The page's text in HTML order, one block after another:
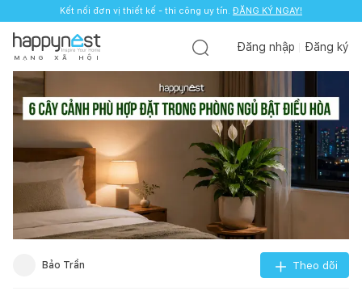
Kết nối đơn vị thiết kế - thi công uy tín. ĐĂNG KÝ NGAY!
M Ạ N G X Ã H Ộ I
Đăng nhập Đăng ký
Bảo Trần Theo dõi